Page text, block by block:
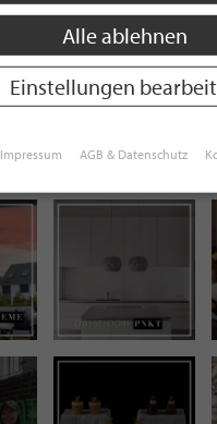
JETZT GRATIS BEWERBEN
INSTAGRAM
Alle ablehnen
Einstellungen
Impressum AGB & Datenschutz